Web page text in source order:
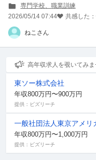
て、コンビニで働いて
貯金は厳しい状況です。
派遣を何個か受けたの
では毎回行くけど、未
うで、求人には未経験
て結局経験ある方が良
言われてしまいます。
正社員になったとして
いう感じになってしま
あえず専門に行き資格
をしたいのですが、一
専門学校、職業訓練
2026/05/14 07:44
共感した：
ねこさん
高年収求人を覗いてみま
東ソー株式会社
年収800万円〜900万円
提供：ビズリーチ
一般社団法人東京アメリ
年収800万円〜1,000万円
提供：ビズリーチ